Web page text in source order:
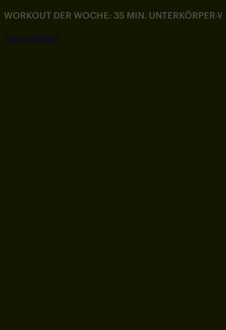
WORKOUT DER WOCHE: 35 MIN. UNTERKÖRPER-
SEE FULL ARTICLE